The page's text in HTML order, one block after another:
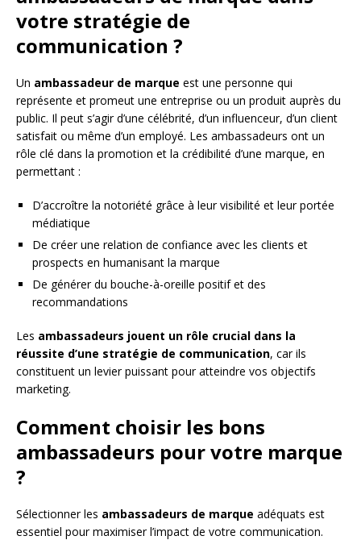
votre stratégie de
communication ?
Un ambassadeur de marque est une personne qui
représente et promeut une entreprise ou un produit auprès du
public. Il peut s’agir d’une célébrité, d’un influenceur, d’un client
satisfait ou même d’un employé. Les ambassadeurs ont un
rôle clé dans la promotion et la crédibilité d’une marque, en
permettant :
D’accroître la notoriété grâce à leur visibilité et leur portée
médiatique
De créer une relation de confiance avec les clients et
prospects en humanisant la marque
De générer du bouche-à-oreille positif et des
recommandations
Les ambassadeurs jouent un rôle crucial dans la
réussite d’une stratégie de communication, car ils
constituent un levier puissant pour atteindre vos objectifs
marketing.
Comment choisir les bons
ambassadeurs pour votre marque
?
Sélectionner les ambassadeurs de marque adéquats est
essentiel pour maximiser l’impact de votre communication.